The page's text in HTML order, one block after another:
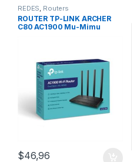
REDES Routers
ROUTER TP-LINK ARCHER
C80 AC1900 Mu-Mimu
$46,96